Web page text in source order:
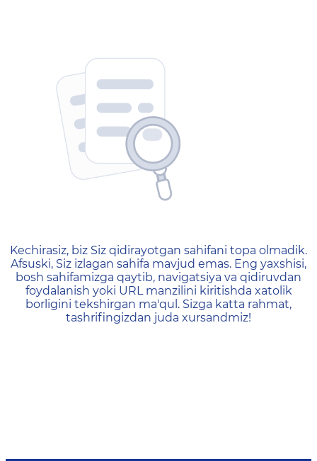
404 — Страница не
Kechirasiz, biz Siz qidirayotgan sahifani topa olmadik.
Afsuski, Siz izlagan sahifa mavjud emas. Eng yaxshisi,
bosh sahifamizga qaytib, navigatsiya va qidiruvdan
foydalanish yoki URL manzilini kiritishda xatolik
borligini tekshirgan ma'qul. Sizga katta rahmat,
tashrifingizdan juda xursandmiz!